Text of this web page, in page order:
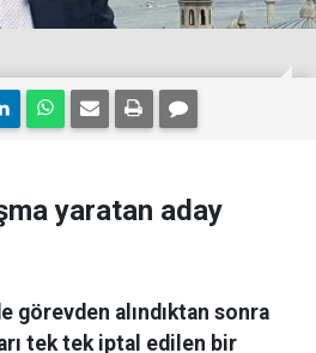
yaratan aday
görevden alındıktan sonra
tek tek iptal edilen bir